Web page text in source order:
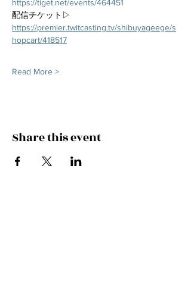
https://tiget.net/events/464451
配信チケット▷
https://premier.twitcasting.tv/shibuyageege/s
hopcart/418517
Read More >
Share this event